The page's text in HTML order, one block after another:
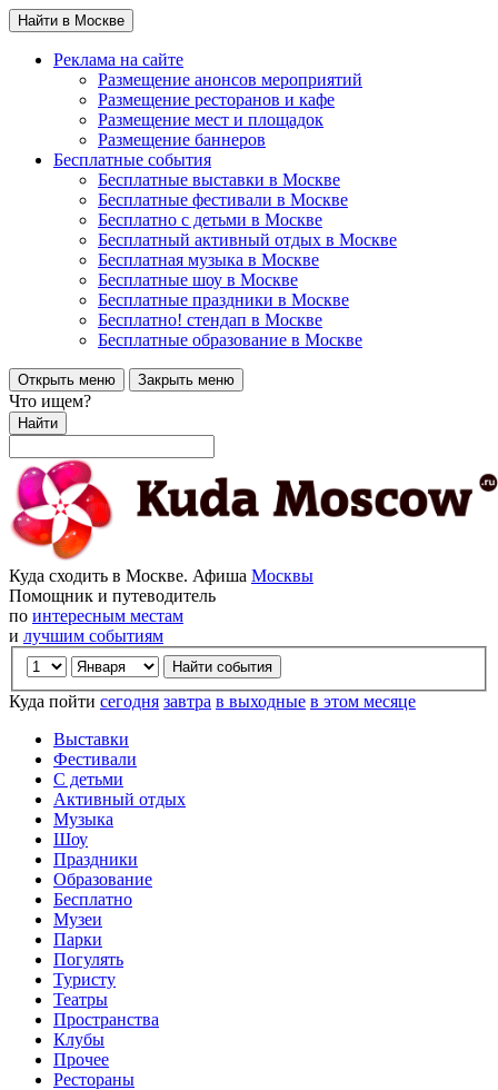
Найти в Москве
Реклама на сайте
Размещение анонсов мероприятий
Размещение ресторанов и кафе
Размещение мест и площадок
Размещение баннеров
Бесплатные события
Бесплатные выставки в Москве
Бесплатные фестивали в Москве
Бесплатно с детьми в Москве
Бесплатный активный отдых в Москве
Бесплатная музыка в Москве
Бесплатные шоу в Москве
Бесплатные праздники в Москве
Бесплатно! стендап в Москве
Бесплатные образование в Москве
Открыть меню Закрыть меню
Что ищем?
Найти
Куда сходить в Москве. Афиша Москвы
Помощник и путеводитель
по интересным местам
и лучшим событиям
Куда пойти сегодня завтра в выходные в этом месяце
Выставки
Фестивали
С детьми
Активный отдых
Музыка
Шоу
Праздники
Образование
Бесплатно
Музеи
Парки
Погулять
Туристу
Театры
Пространства
Клубы
Прочее
Рестораны